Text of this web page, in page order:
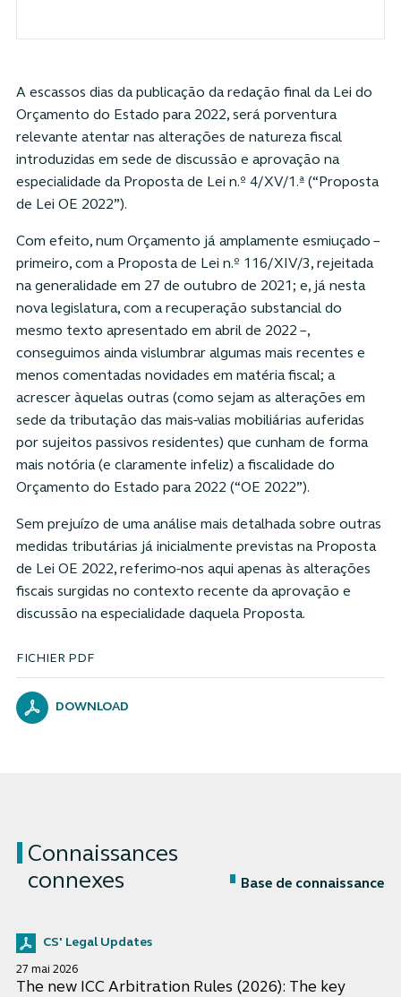
FICHIER PDF
DOWNLOAD
A escassos dias da publicação da redação final da Lei do
Orçamento do Estado para 2022, será porventura
relevante atentar nas alterações de natureza fiscal
introduzidas em sede de discussão e aprovação na
especialidade da Proposta de Lei n.º 4/XV/1.ª (“Proposta
de Lei OE 2022”).
Com efeito, num Orçamento já amplamente esmiuçado –
primeiro, com a Proposta de Lei n.º 116/XIV/3, rejeitada
na generalidade em 27 de outubro de 2021; e, já nesta
nova legislatura, com a recuperação substancial do
mesmo texto apresentado em abril de 2022 –,
conseguimos ainda vislumbrar algumas mais recentes e
menos comentadas novidades em matéria fiscal; a
acrescer àquelas outras (como sejam as alterações em
sede da tributação das mais-valias mobiliárias auferidas
por sujeitos passivos residentes) que cunham de forma
mais notória (e claramente infeliz) a fiscalidade do
Orçamento do Estado para 2022 (“OE 2022”).
Sem prejuízo de uma análise mais detalhada sobre outras
medidas tributárias já inicialmente previstas na Proposta
de Lei OE 2022, referimo-nos aqui apenas às alterações
fiscais surgidas no contexto recente da aprovação e
discussão na especialidade daquela Proposta.
Connaissances
connexes
Base de connaissance
CS' Legal Updates
27 mai 2026
The new ICC Arbitration Rules (2026): The key